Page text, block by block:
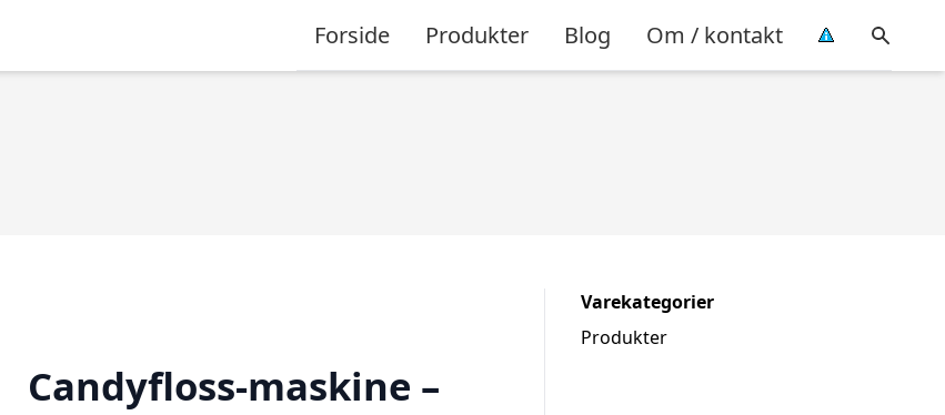
Forside Produkter Blog Om / kontakt
Candyfloss-maskine –
Varekategorier
Produkter